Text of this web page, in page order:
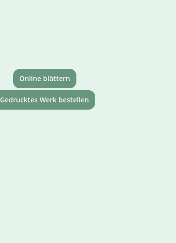
Online blättern
Gedrucktes Werk bestellen